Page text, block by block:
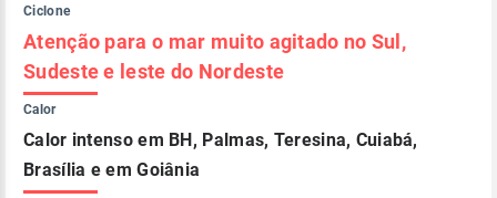
Ciclone
Atenção para o mar muito agitado no Sul,
Sudeste e leste do Nordeste
Calor
Calor intenso em BH, Palmas, Teresina, Cuiabá,
Brasília e em Goiânia